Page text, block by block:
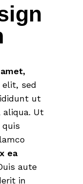
amet,
elit, sed
ut
aliqua. Ut
quis
ea
aute
in